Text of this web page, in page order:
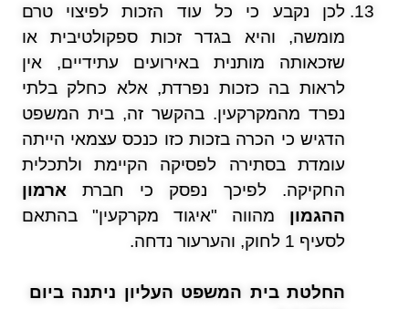
לכן נקבע כי כל עוד הזכות לפיצוי טרם
מומשה, והיא בגדר זכות ספקולטיבית או
שזכאותה מותנית באירועים עתידיים, אין
לראות בה כזכות נפרדת, אלא כחלק בלתי
נפרד מהמקרקעין. בהקשר זה, בית המשפט
הדגיש כי הכרה בזכות כזו כנכס עצמאי הייתה
עומדת בסתירה לפסיקה הקיימת ולתכלית
החקיקה. לפיכך נפסק כי חברת ארמון
ההגמון מהווה "איגוד מקרקעין" בהתאם
לסעיף 1 לחוק, והערעור נדחה.
החלטת בית המשפט העליון ניתנה ביום